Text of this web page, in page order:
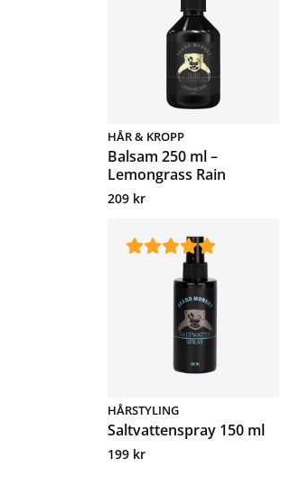
HÅR & KROPP
Balsam 250 ml –
Lemongrass Rain
209 kr
HÅRSTYLING
Saltvattenspray 150 ml
199 kr